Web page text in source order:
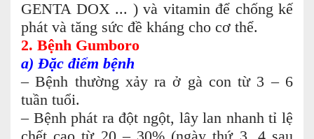
GENTA DOX ... ) và vitamin để chống kế
phát và tăng sức đề kháng cho cơ thể.
2. Bệnh Gumboro
a) Đặc điểm bệnh
– Bệnh thường xảy ra ở gà con từ 3 – 6
tuần tuổi.
– Bệnh phát ra đột ngột, lây lan nhanh tỉ lệ